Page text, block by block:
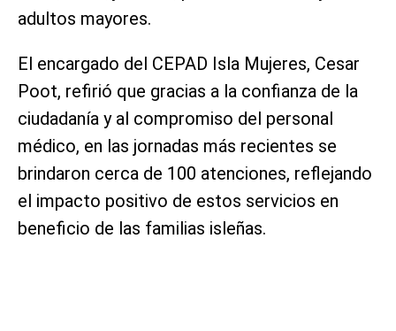
adultos mayores.
El encargado del CEPAD Isla Mujeres, Cesar
Poot, refirió que gracias a la confianza de la
ciudadanía y al compromiso del personal
médico, en las jornadas más recientes se
brindaron cerca de 100 atenciones, reflejando
el impacto positivo de estos servicios en
beneficio de las familias isleñas.